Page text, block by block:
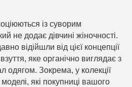
із суворим
не додає дівчині жіночності.
відійшли від цієї концепції
яке органічно виглядає з
одягом. Зокрема, у колекції
які покупниці вашого